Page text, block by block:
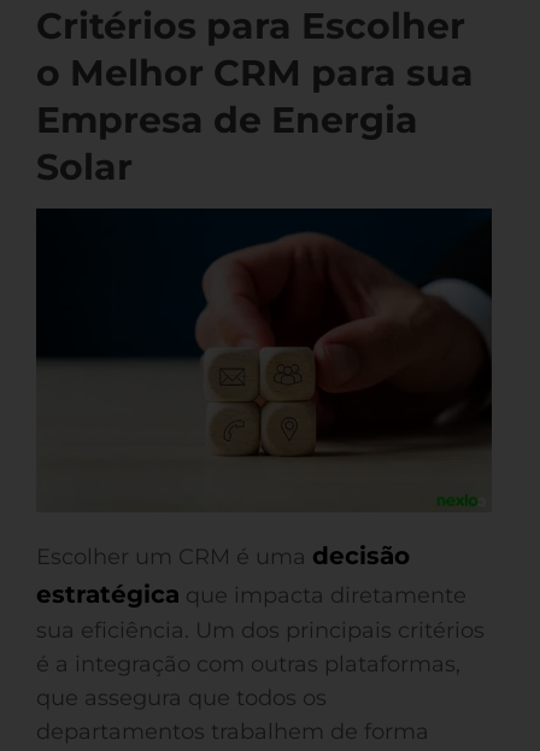
Critérios para Escolher
o Melhor CRM para sua
Empresa de Energia
Solar
Escolher um CRM é uma decisão
estratégica que impacta diretamente
sua eficiência. Um dos principais critérios
é a integração com outras plataformas,
que assegura que todos os
departamentos trabalhem de forma